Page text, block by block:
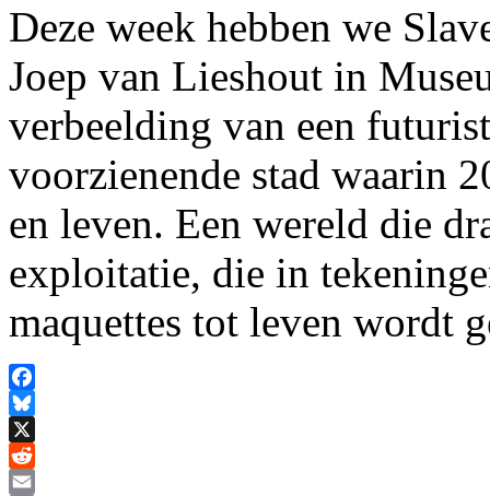
Deze week hebben we
Joep van Lieshout in
verbeelding van een
voorzienende stad waarin
en leven. Een wereld die
exploitatie, die in
maquettes tot leven wordt
Facebook
Bluesky
X
Reddit